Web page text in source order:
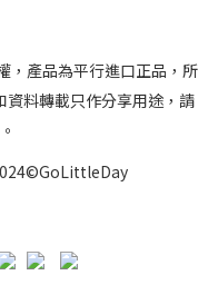
，產品為平行進口正品，所
料轉載只作分享用途，請